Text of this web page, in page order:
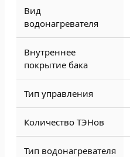
Вид
водонагревателя
Внутреннее
покрытие бака
Тип управления
Количество ТЭНов
Тип водонагревателя